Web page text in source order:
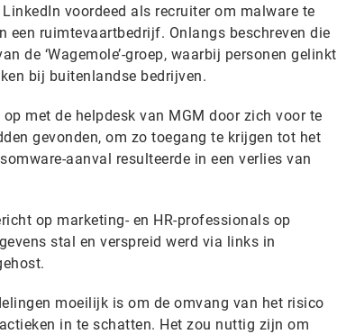
voordeed als recruiter om malware te
een ruimtevaartbedrijf. Onlangs beschreven die
de ‘Wagemole’-groep, waarbij personen gelinkt
bij buitenlandse bedrijven.
met de helpdesk van MGM door zich voor te
gevonden, om zo toegang te krijgen tot het
aanval resulteerde in een verlies van
op marketing- en HR-professionals op
stal en verspreid werd via links in
moeilijk is om de omvang van het risico
in te schatten. Het zou nuttig zijn om